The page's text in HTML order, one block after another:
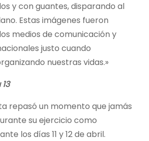
y con guantes, disparando al
Estas imágenes fueron
medios de comunicación y
justo cuando
nuestras vidas.»
repasó un momento que jamás
su ejercicio como
los días 11 y 12 de abril.